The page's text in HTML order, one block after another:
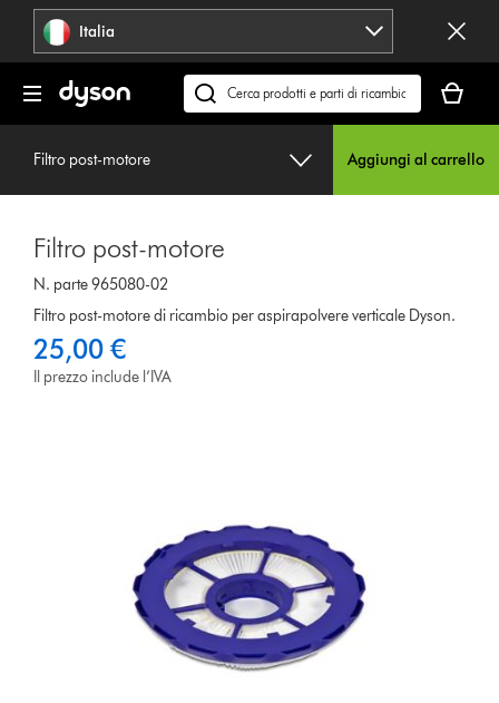
navigazione Italia
Cerca
su
carrello
è
Filtro post-motore Aggiungi al carrello
Filtro post-motore
N. parte 965080-02
Filtro post-motore di ricambio per aspirapolvere verticale Dyson.
25,00 €
Il prezzo include l’IVA